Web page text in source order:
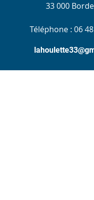
33 000
Téléphone : 06